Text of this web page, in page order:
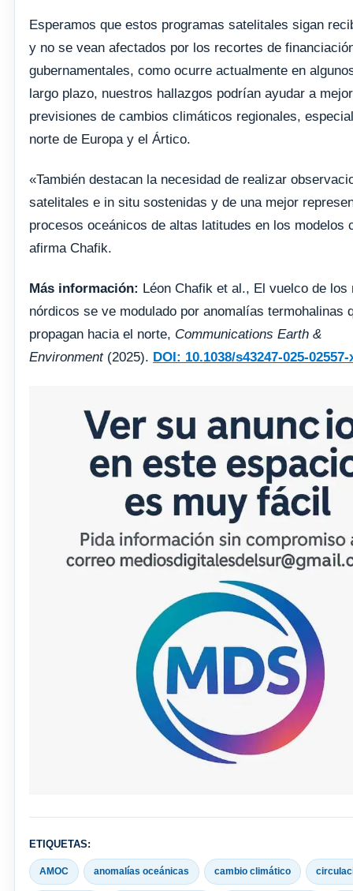
Esperamos que estos programas satelitales sigan
y no se vean afectados por los recortes de
gubernamentales, como ocurre actualmente en
largo plazo, nuestros hallazgos podrían ayudar a
previsiones de cambios climáticos regionales,
norte de Europa y el Ártico.
«También destacan la necesidad de realizar
satelitales e in situ sostenidas y de una mejor
procesos oceánicos de altas latitudes en los modelos
afirma Chafik.
Más información: Léon Chafik et al., El vuelco de los
nórdicos se ve modulado por anomalías termohalinas
propagan hacia el norte, Communications Earth &
Environment(2025). DOI: 10.1038/s43247-025-02557-
ETIQUETAS:
AMOC anomalías oceánicas cambio climático